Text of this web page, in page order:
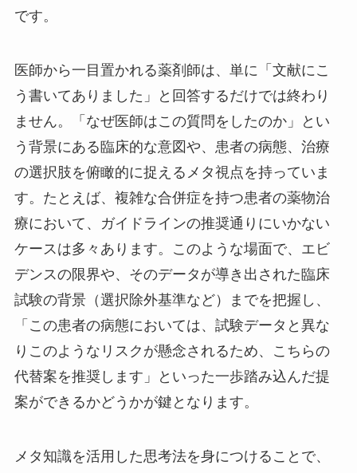
です。
医師から一目置かれる薬剤師は、単に「文献にこ
う書いてありました」と回答するだけでは終わり
ません。「なぜ医師はこの質問をしたのか」とい
う背景にある臨床的な意図や、患者の病態、治療
の選択肢を俯瞰的に捉えるメタ視点を持っていま
す。たとえば、複雑な合併症を持つ患者の薬物治
療において、ガイドラインの推奨通りにいかない
ケースは多々あります。このような場面で、エビ
デンスの限界や、そのデータが導き出された臨床
試験の背景（選択除外基準など）までを把握し、
「この患者の病態においては、試験データと異な
りこのようなリスクが懸念されるため、こちらの
代替案を推奨します」といった一歩踏み込んだ提
案ができるかどうかが鍵となります。
メタ知識を活用した思考法を身につけることで、